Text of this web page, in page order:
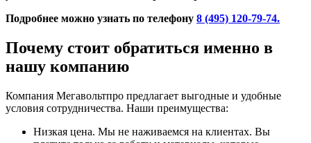
Подробнее можно узнать по телефону 8 (495) 120-79-74.
Почему стоит обратиться именно в
нашу компанию
Компания Мегавольтпро предлагает выгодные и удобные
условия сотрудничества. Наши преимущества:
Низкая цена. Мы не наживаемся на клиентах. Вы